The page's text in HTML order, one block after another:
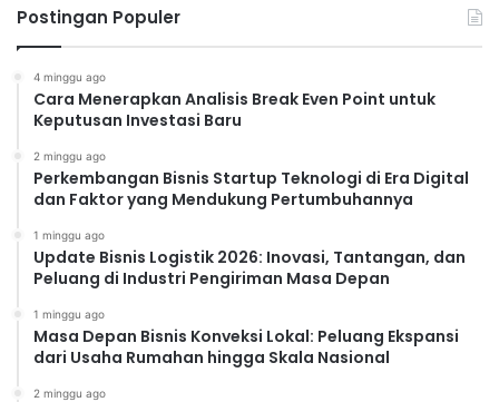
Postingan Populer
4 minggu ago
Cara Menerapkan Analisis Break Even Point untuk
Keputusan Investasi Baru
2 minggu ago
Perkembangan Bisnis Startup Teknologi di Era Digital
dan Faktor yang Mendukung Pertumbuhannya
1 minggu ago
Update Bisnis Logistik 2026: Inovasi, Tantangan, dan
Peluang di Industri Pengiriman Masa Depan
1 minggu ago
Masa Depan Bisnis Konveksi Lokal: Peluang Ekspansi
dari Usaha Rumahan hingga Skala Nasional
2 minggu ago